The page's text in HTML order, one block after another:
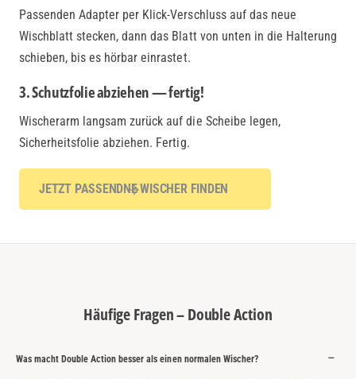
Passenden Adapter per Klick-Verschluss auf das neue
Wischblatt stecken, dann das Blatt von unten in die Halterung
schieben, bis es hörbar einrastet.
3. Schutzfolie abziehen — fertig!
Wischerarm langsam zurück auf die Scheibe legen,
Sicherheitsfolie abziehen. Fertig.
JETZT PASSENDNE WISCHER FINDEN
Häufige Fragen – Double Action
Was macht Double Action besser als einen normalen Wischer?